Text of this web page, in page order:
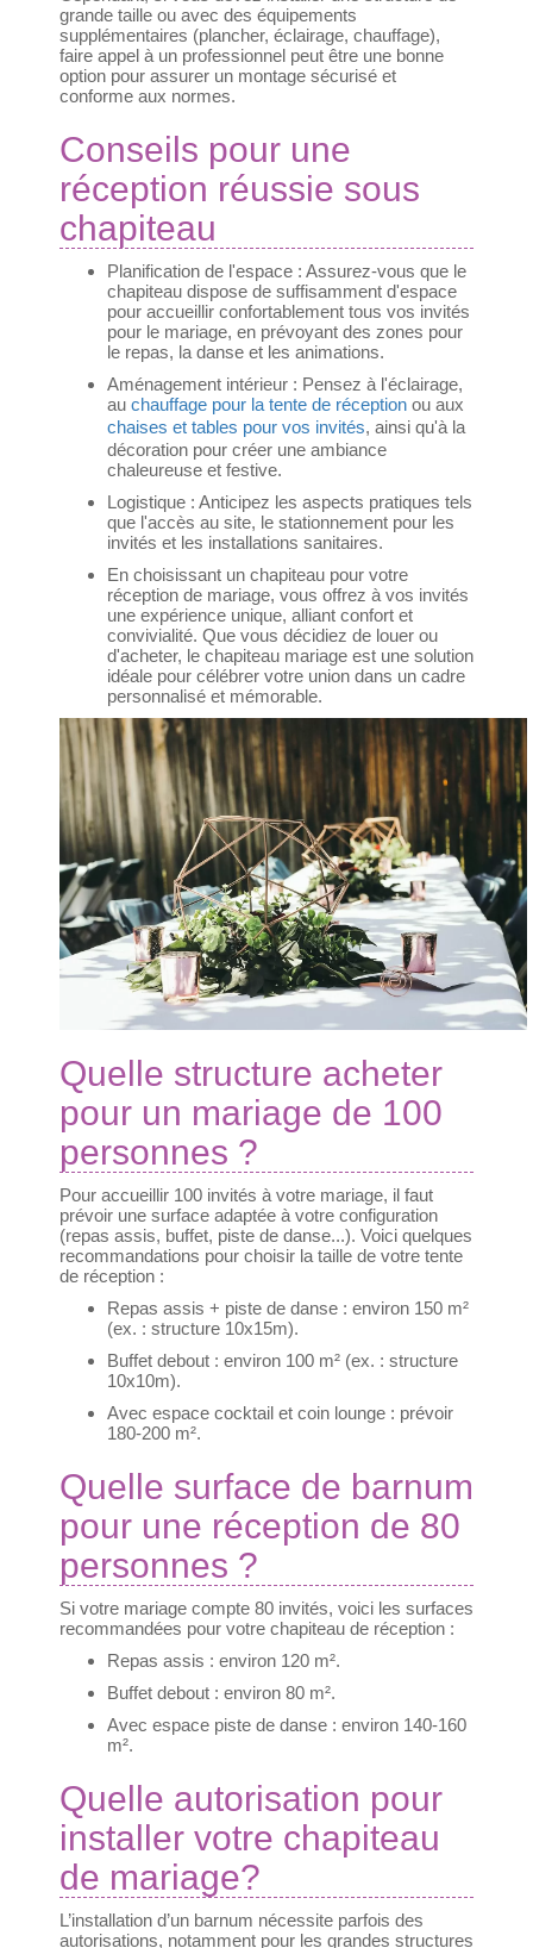
grande taille ou avec des équipements
supplémentaires (plancher, éclairage, chauffage),
faire appel à un professionnel peut être une bonne
option pour assurer un montage sécurisé et
conforme aux normes.
Conseils pour une
réception réussie sous
chapiteau
Planification de l'espace : Assurez-vous que le
chapiteau dispose de suffisamment d'espace
pour accueillir confortablement tous vos invités
pour le mariage, en prévoyant des zones pour
le repas, la danse et les animations.
Aménagement intérieur : Pensez à l'éclairage,
au chauffage pour la tente de réception ou aux
chaises et tables pour vos invités, ainsi qu'à la
décoration pour créer une ambiance
chaleureuse et festive.
Logistique : Anticipez les aspects pratiques tels
que l'accès au site, le stationnement pour les
invités et les installations sanitaires.
En choisissant un chapiteau pour votre
réception de mariage, vous offrez à vos invités
une expérience unique, alliant confort et
convivialité. Que vous décidiez de louer ou
d'acheter, le chapiteau mariage est une solution
idéale pour célébrer votre union dans un cadre
personnalisé et mémorable.
Quelle structure acheter
pour un mariage de 100
personnes ?
Pour accueillir 100 invités à votre mariage, il faut
prévoir une surface adaptée à votre configuration
(repas assis, buffet, piste de danse...). Voici quelques
recommandations pour choisir la taille de votre tente
de réception :
Repas assis + piste de danse : environ 150 m²
(ex. : structure 10x15m).
Buffet debout : environ 100 m² (ex. : structure
10x10m).
Avec espace cocktail et coin lounge : prévoir
180-200 m².
Quelle surface de barnum
pour une réception de 80
personnes ?
Si votre mariage compte 80 invités, voici les surfaces
recommandées pour votre chapiteau de réception :
Repas assis : environ 120 m².
Buffet debout : environ 80 m².
Avec espace piste de danse : environ 140-160
m².
Quelle autorisation pour
installer votre chapiteau
de mariage?
L’installation d’un barnum nécessite parfois des
autorisations, notamment pour les grandes structures